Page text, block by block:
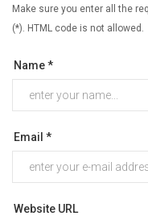
Make sure you enter all the
(*). HTML code is not allowed.
Name *
Email *
Website URL